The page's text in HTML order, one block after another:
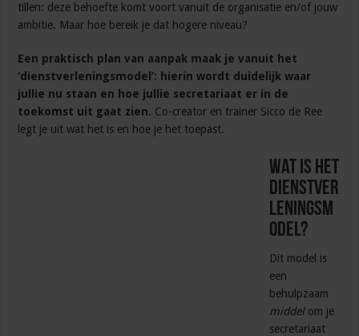
tillen: deze behoefte komt voort vanuit de organisatie en/of jouw
ambitie. Maar hoe bereik je dat hogere niveau?
Een praktisch plan van aanpak maak je vanuit het
‘dienstverleningsmodel’: hierin wordt duidelijk waar
jullie nu staan en hoe jullie secretariaat er in de
toekomst uit gaat zien. Co-creator en trainer Sicco de Ree
legt je uit wat het is en hoe je het toepast.
Wat is het
dienstver
leningsm
odel?
Dit model is
een
behulpzaam
middelom je
secretariaat